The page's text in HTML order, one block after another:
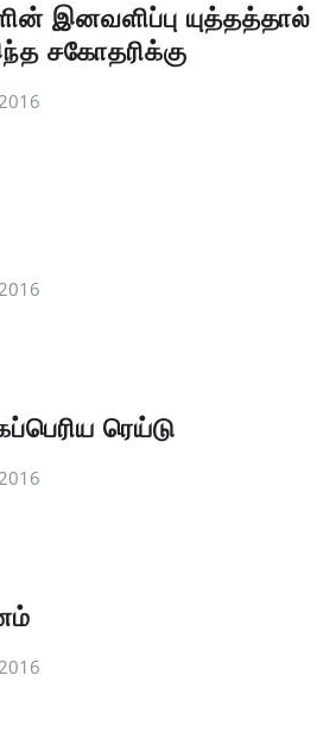
இனவளிப்பு யுத்தத்தால்
சகோதரிக்கு
ரெய்டு